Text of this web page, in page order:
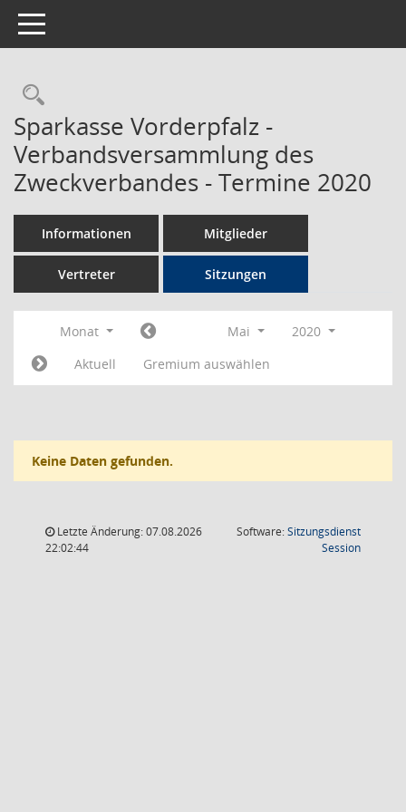
Toggle navigation
Rechercheauswahl
Sparkasse Vorderpfalz -
Verbandsversammlung des
Zweckverbandes - Termine 2020
Informationen Mitglieder
Vertreter Sitzungen
Monat Mai
2020
Aktuell
Gremium auswählen
Keine Daten gefunden.
Letzte Änderung: 07.08.2026
22:02:44
Software:Sitzungsdienst
Session(Wird in